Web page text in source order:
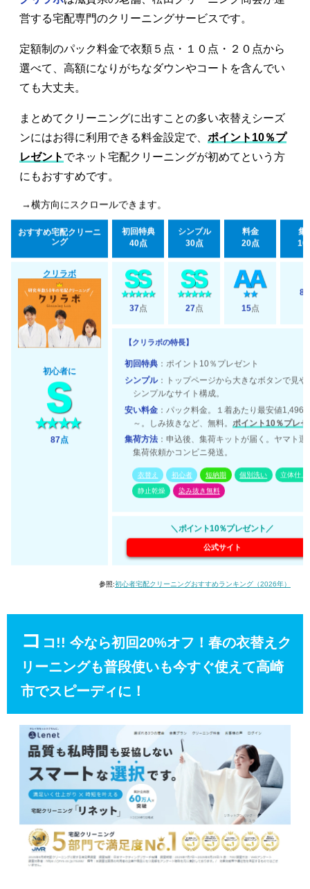
営する宅配専門のクリーニングサービスです。
定額制のパック料金で衣類５点・１０点・２０点から
選べて、高額になりがちなダウンやコートを含んでい
ても大丈夫。
まとめてクリーニングに出すことの多い衣替えシーズ
ンにはお得に利用できる料金設定で、 ポイント10％プ
レゼント でネット宅配クリーニングが初めてという方
にもおすすめです。
→横方向にスクロールできます。
おすすめ宅配クリーニ
ング
初回特典
40点
シンプル
30点
料金
20点
集
10
クリラボ
初心者に
87点
37点 27点 15点
8
【クリラボの特長】
初回特典 ：ポイント10％プレゼント
シンプル：トップページから大きなボタンで見や
シンプルなサイト構成。
安い料金 ：パック料金。１着あたり最安値1,496
～。しみ抜きなど、無料。 ポイント10％プレ
集荷方法 ：申込後、集荷キットが届く。ヤマト運
集荷依頼かコンビニ発送。
衣替え 初心者 短納期 個別洗い 立体仕上
静止乾燥 染み抜き無料
＼ポイント10％プレゼント／
公式サイト
参照:初心者宅配クリーニングおすすめランキング（2026年）
コ コ!! 今なら初回20%オフ！春の衣替えク
リーニングも普段使いも今すぐ使えて高崎
市でスピーディに！